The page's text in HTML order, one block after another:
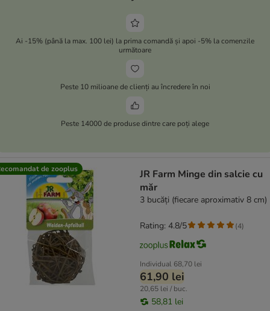
Ai -15% (până la max. 100 lei) la prima comandă și apoi -5% la comenzile
următoare
Peste 10 milioane de clienți au încredere în noi
Peste 14000 de produse dintre care poți alege
de zooplus
JR Farm Minge din salcie cu
măr
3 bucăți (fiecare aproximativ 8 cm)
Individual 68,70 lei
61,90 lei
20,65 lei / buc.
58,81 lei
Rating: 4.8/5 (4)